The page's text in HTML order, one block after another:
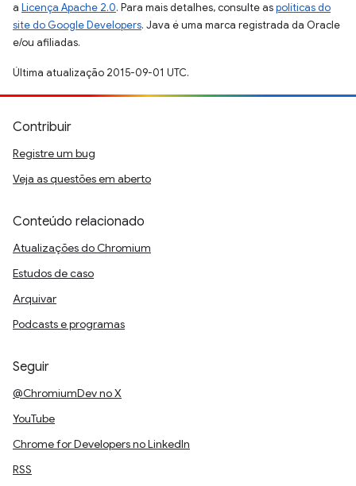
a Licença Apache 2.0. Para mais detalhes, consulte aspolíticas do
site do Google Developers. Java é uma marca registrada da Oracle
e/ou afiliadas.
Última atualização 2015-09-01 UTC.
Contribuir
Registre um bug
Veja as questões em aberto
Conteúdo relacionado
Atualizações do Chromium
Estudos de caso
Arquivar
Podcasts e programas
Seguir
@ChromiumDev no X
YouTube
Chrome for Developers no LinkedIn
RSS